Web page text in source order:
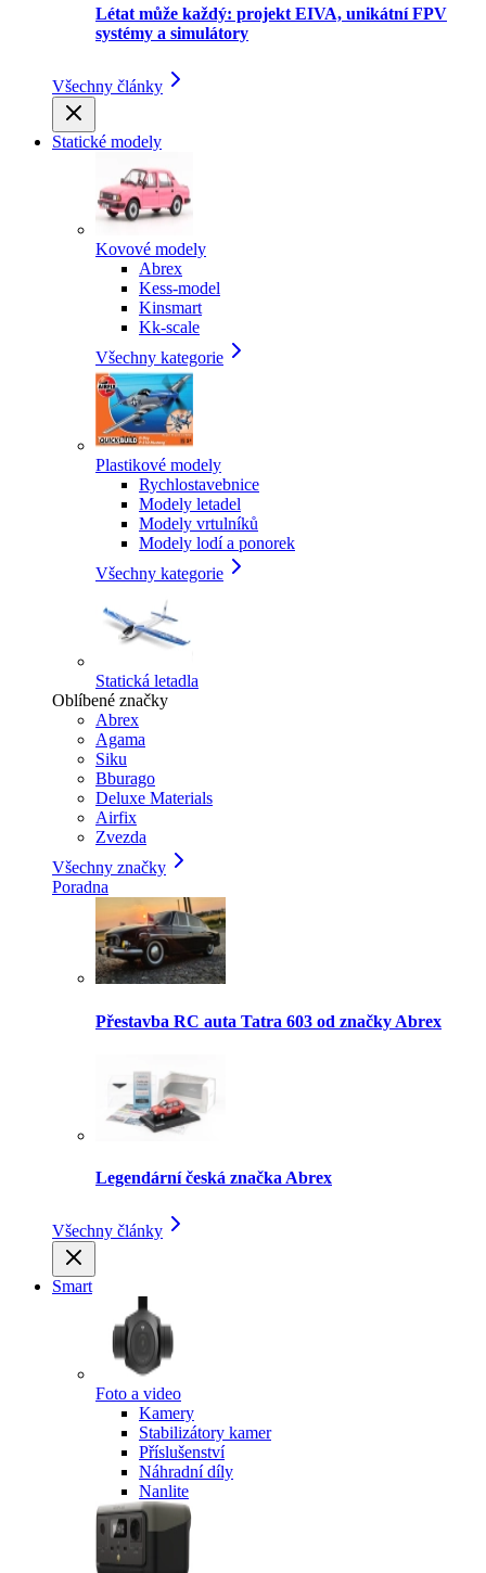
Létat může každý: projekt EIVA, unikátní FPV
systémy a simulátory
Všechny články
Statické modely
Kovové modely
Abrex
Kess-model
Kinsmart
Kk-scale
Všechny kategorie
Plastikové modely
Rychlostavebnice
Modely letadel
Modely vrtulníků
Modely lodí a ponorek
Všechny kategorie
Statická letadla
Oblíbené značky
Abrex
Agama
Siku
Bburago
Deluxe Materials
Airfix
Zvezda
Všechny značky
Poradna
Přestavba RC auta Tatra 603 od značky Abrex
Legendární česká značka Abrex
Všechny články
Smart
Foto a video
Kamery
Stabilizátory kamer
Příslušenství
Náhradní díly
Nanlite